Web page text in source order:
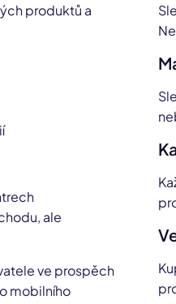
produktů a
ale
ve prospěch
mobilního